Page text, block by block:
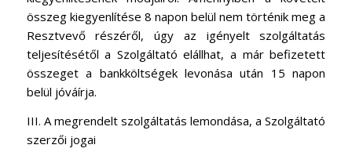
összeg kiegyenlítése 8 napon belül nem történik meg a
Resztvevő részéről, úgy az igényelt szolgáltatás
teljesítésétől a Szolgáltató elállhat, a már befizetett
összeget a bankköltségek levonása után 15 napon
belül jóváírja.
III. A megrendelt szolgáltatás lemondása, a Szolgáltató
szerzői jogai